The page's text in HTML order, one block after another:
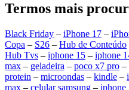
Termos mais
Black Friday – iPhone 17 –
Copa – S26 – Hub de Conteúdo
Hub Tvs – iphone 15 – iphone
max – geladeira – poco x7 pro –
protein – microondas – kindle –
max – celular samsung – iphone